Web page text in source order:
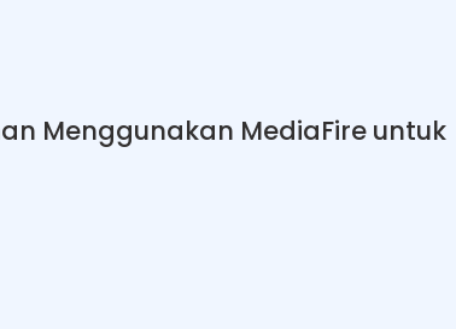
Menggunakan MediaFire untuk